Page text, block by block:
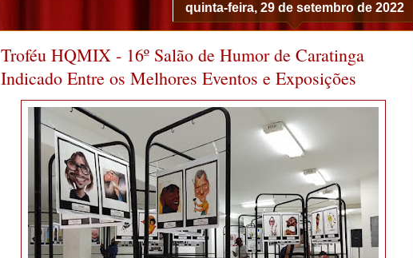
quinta-feira, 29 de setembro de 2022
Troféu HQMIX - 16º Salão de Humor de Caratinga
Indicado Entre os Melhores Eventos e Exposições